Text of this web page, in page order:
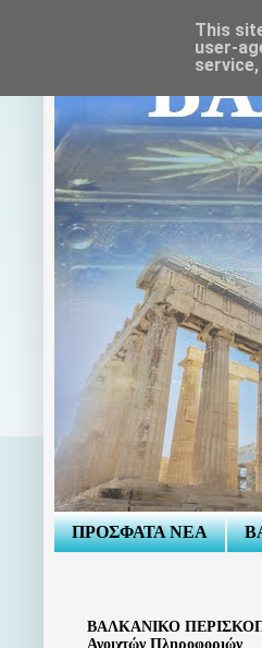
ΠΡΟΣΦΑΤΑ ΝΕΑ
ΒΑΛΚΑΝΙΚΟ
Ανοιχτών Πληροφοριών
This
user-